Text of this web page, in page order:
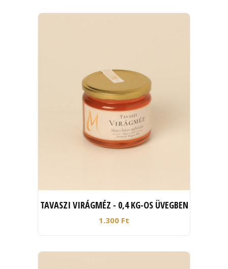
TAVASZI VIRÁGMÉZ - 0,4 KG-OS ÜVEGBEN
1.300 Ft